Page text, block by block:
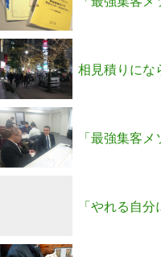
キャンペーン
相見積りにな
「最強集客
キャンペー
「やれる自